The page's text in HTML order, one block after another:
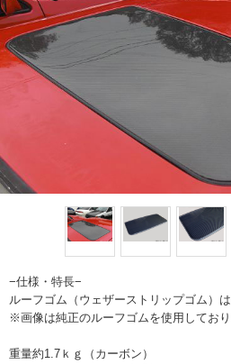
−仕様・特長−
ルーフゴム（ウェザーストリップゴム）
※画像は純正のルーフゴムを使用しており
重量約1.7ｋｇ（カーボン）